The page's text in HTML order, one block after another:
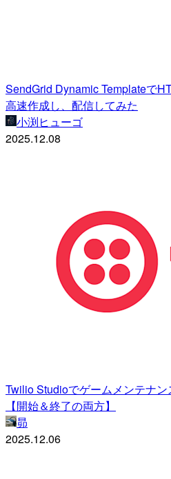
SendGrid Dynamic Templateで
高速作成し、配信してみた
小渕ヒューゴ
2025.12.08
Twilio Studioでゲームメンテナ
【開始＆終了の両方】
昴
2025.12.06